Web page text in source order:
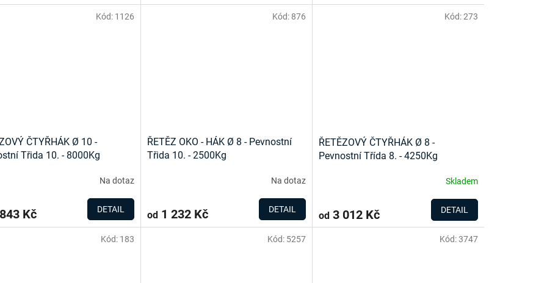
ČTYŘHÁK Ø 10 -
Třida 10. - 8000Kg
Na dotaz
Kč DETAIL
Kód: 1126
ŘETĚZ OKO - HÁK Ø 8 - Pevnostní
Třida 10. - 2500Kg
Na dotaz
od1 232 Kč DETAIL
Kód: 876
ŘETĚZOVÝ ČTYŘHÁK Ø 8 -
Pevnostní Třída 8. - 4250Kg
Skladem
od3 012 Kč DETAIL
Kód:273
Kód: 183 Kód: 5257 Kód:3747